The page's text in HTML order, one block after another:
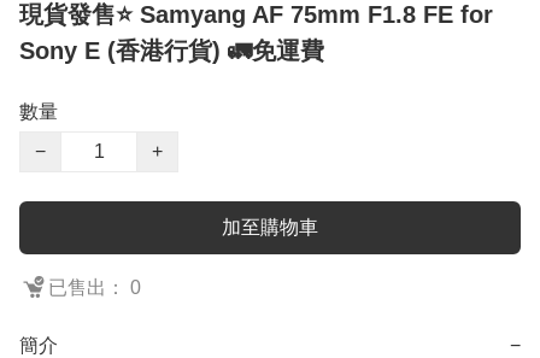
現貨發售⭐️ Samyang AF 75mm F1.8 FE for
Sony E (香港行貨) 🚛免運費
數量
−
+
加至購物車
已售出： 0
簡介 −